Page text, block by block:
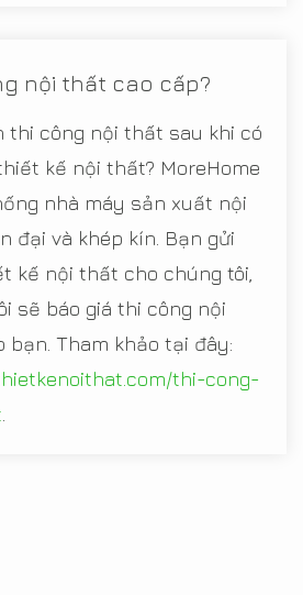
nội thất cao cấp?
thi công nội thất sau khi có
kế nội thất? MoreHome
nhà máy sản xuất nội
đại và khép kín. Bạn gửi
kế nội thất cho chúng tôi,
sẽ báo giá thi công nội
bạn. Tham khảo tại đây:
thi-cong-
.